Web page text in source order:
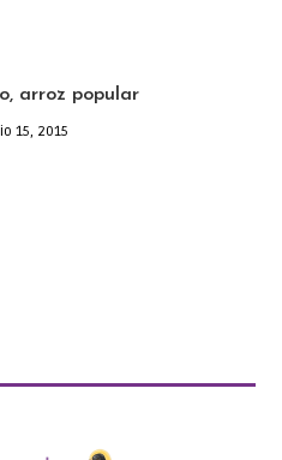
arroz popular
15, 2015